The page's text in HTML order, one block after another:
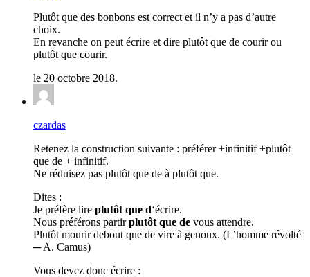
Plutôt que des bonbons est correct et il n’y a pas d’autre
choix.
En revanche on peut écrire et dire plutôt que de courir ou
plutôt que courir.
le 20 octobre 2018.
czardas
Retenez la construction suivante : préférer +infinitif +plutôt
que de + infinitif.
Ne réduisez pas plutôt que de à plutôt que.
Dites :
Je préfère lire plutôt que d‘écrire.
Nous préférons partirplutôt que de vous attendre.
Plutôt mourir debout que de vire à genoux. (L’homme révolté
─ A. Camus)
Vous devez donc écrire :